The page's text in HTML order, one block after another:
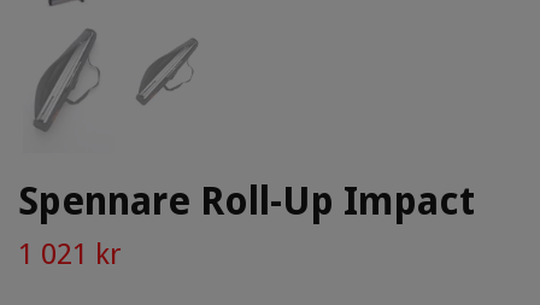
Spennare Roll-Up Impact
1 021 kr